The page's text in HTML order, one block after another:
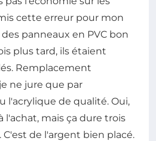
cette erreur pour mon
panneaux en PVC bon
plus tard, ils étaient
Remplacement
ne jure que par
l'acrylique de qualité. Oui,
l'achat, mais ça dure trois
de l'argent bien placé.